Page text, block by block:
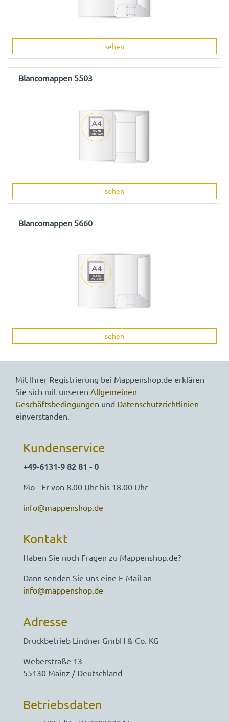
sehen
Blancomappen 5503
sehen
Blancomappen 5660
sehen
Mit Ihrer Registrierung bei Mappenshop.de erklären
Sie sich mit unseren Allgemeinen
Geschäftsbedingungen und Datenschutzrichtlinien
einverstanden.
Kundenservice
+49-6131-9 82 81 - 0
Mo - Fr von 8.00 Uhr bis 18.00 Uhr
info@mappenshop.de
Kontakt
Haben Sie noch Fragen zu Mappenshop.de?
Dann senden Sie uns eine E-Mail an
info@mappenshop.de
Adresse
Druckbetrieb Lindner GmbH & Co. KG
Weberstraße 13
55130 Mainz / Deutschland
Betriebsdaten